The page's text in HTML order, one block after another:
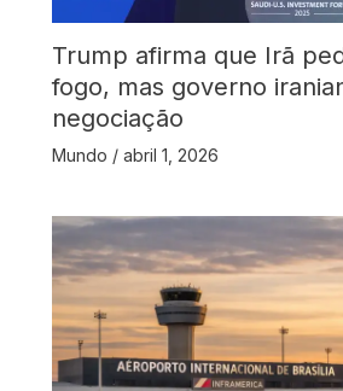
Trump afirma que Irã
fogo, mas governo
negociação
Mundo / abril 1, 2026